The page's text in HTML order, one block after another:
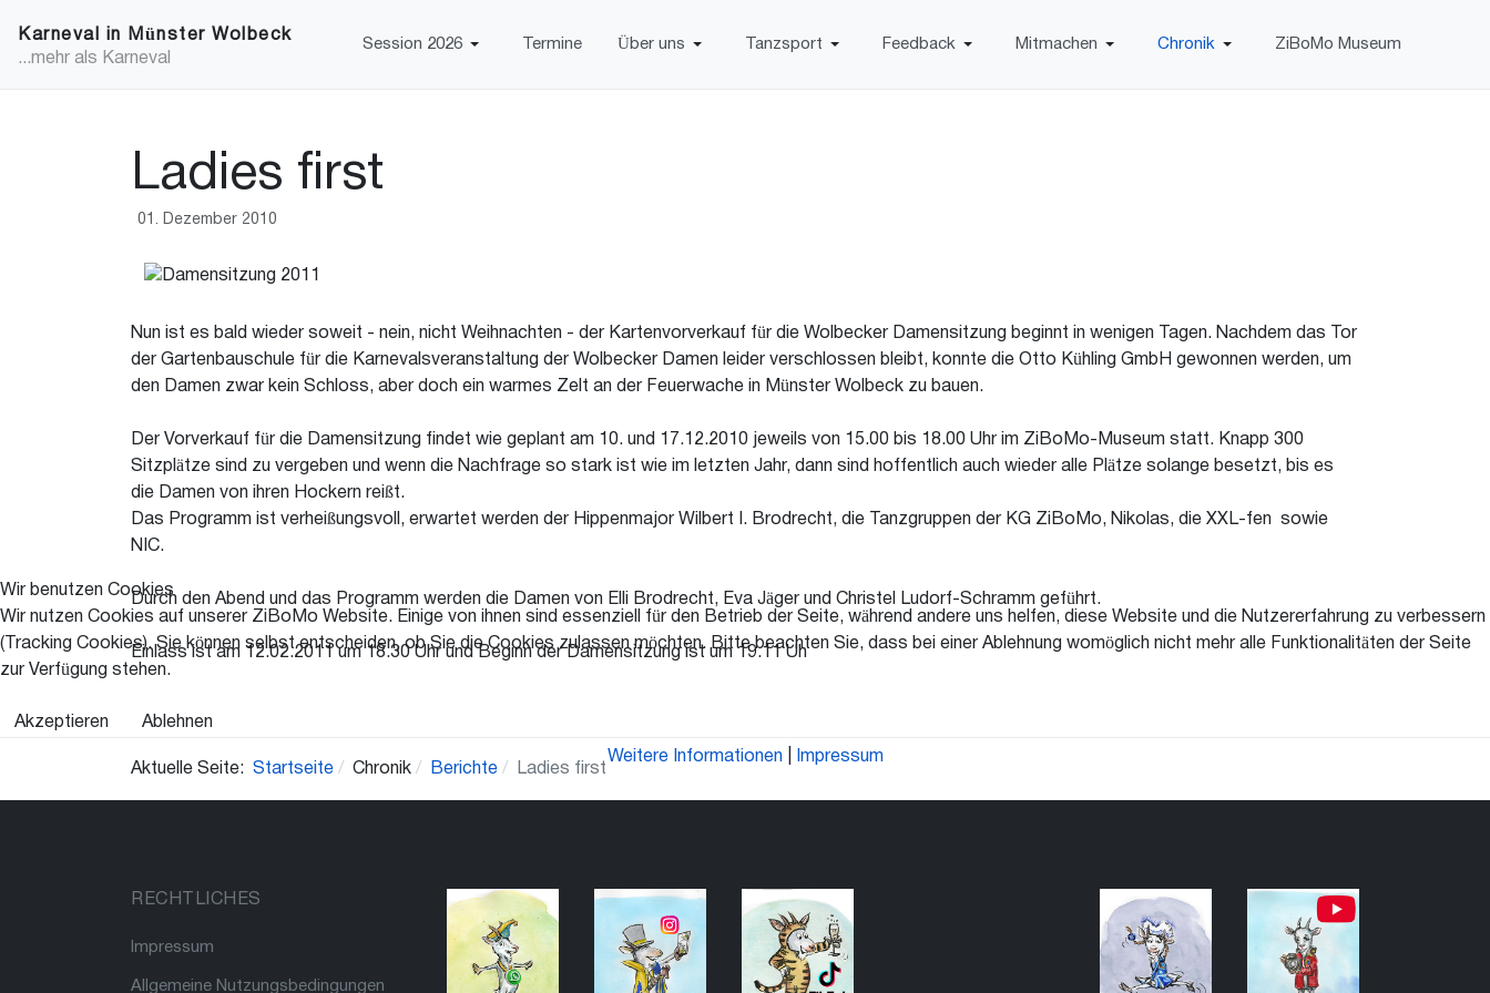
Karneval in Münster Wolbeck
...mehr als Karneval
Session 2026 Termine Über uns Tanzsport Feedback Mitmachen Chronik ZiBoMo Museum
Ladies first
01. Dezember 2010
Nun ist es bald wieder soweit - nein, nicht Weihnachten - der Kartenvorverkauf für die Wolbecker Damensitzung beginnt in wenigen Tagen. Nachdem das Tor
der Gartenbauschule für die Karnevalsveranstaltung der Wolbecker Damen leider verschlossen bleibt, konnte die Otto Kühling GmbH gewonnen werden, um
den Damen zwar kein Schloss, aber doch ein warmes Zelt an der Feuerwache in Münster Wolbeck zu bauen.
Der Vorverkauf für die Damensitzung findet wie geplant am 10. und 17.12.2010 jeweils von 15.00 bis 18.00 Uhr im ZiBoMo-Museum statt. Knapp 300
Sitzplätze sind zu vergeben und wenn die Nachfrage so stark ist wie im letzten Jahr, dann sind hoffentlich auch wieder alle Plätze solange besetzt, bis es
die Damen von ihren Hockern reißt.
Das Programm ist verheißungsvoll, erwartet werden der Hippenmajor Wilbert I. Brodrecht, die Tanzgruppen der KG ZiBoMo, Nikolas, die XXL-fen sowie
NIC.
Durch den Abend und das Programm werden die Damen von Elli Brodrecht, Eva Jäger und Christel Ludorf-Schramm geführt.
Einlass ist am 12.02.2011 um 18.30 Uhr und Beginn der Damensitzung ist um 19.11 Uh
Aktuelle Seite: Startseite Chronik Berichte Ladies first
RECHTLICHES
Impressum
Allgemeine Nutzungsbedingungen
Wir benutzen Cookies
Wir nutzen Cookies auf unserer ZiBoMo Website. Einige von ihnen sind essenziell für den Betrieb der Seite, während andere uns helfen, diese Website und die Nutzererfahrung zu verbessern
(Tracking Cookies). Sie können selbst entscheiden, ob Sie die Cookies zulassen möchten. Bitte beachten Sie, dass bei einer Ablehnung womöglich nicht mehr alle Funktionalitäten der Seite
zur Verfügung stehen.
Akzeptieren Ablehnen
Weitere Informationen| Impressum